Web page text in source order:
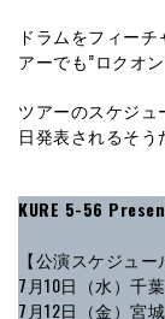
ドラムをフィー
アーでも”ロクオ
ツアーのスケジ
日発表されるそう
KURE 5-56
【公演スケジュー
7⽉10日（水）千
7⽉12⽇（金）宮